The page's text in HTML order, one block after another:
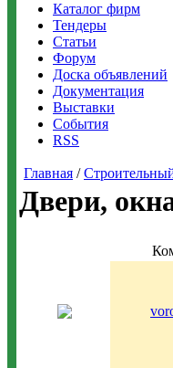
Каталог фирм
Тендеры
Статьи
Форум
Доска объявлений
Документация
Выставки
События
RSS
Главная /
Двери,